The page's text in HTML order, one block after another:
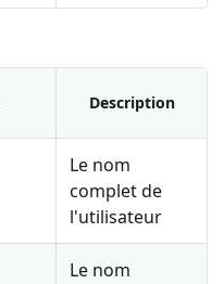
Description
Le nom
complet de
l'utilisateur
Le nom